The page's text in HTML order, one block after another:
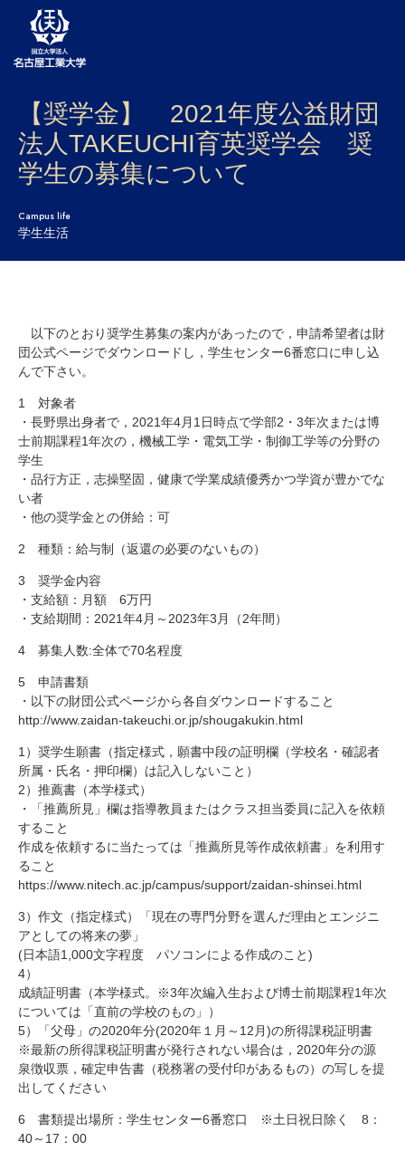
大学案内
学部・大学院・センター
入試
学生生活
国際交流
研究・教員Navi
受験生 在学生
卒業生
アクセス
キャンパスマップ お問い合わせ
【奨学金】 2021年度公益財団
法人TAKEUCHI育英奨学会 奨
学生の募集について
Campus life
学生生活
以下のとおり奨学生募集の案内があったので，申請希望者は財
団公式ページでダウンロードし，学生センター6番窓口に申し込
んで下さい。
1 対象者
・長野県出身者で，2021年4月1日時点で学部2・3年次または博
士前期課程1年次の，機械工学・電気工学・制御工学等の分野の
学生
・品行方正，志操堅固，健康で学業成績優秀かつ学資が豊かでな
い者
・他の奨学金との併給：可
2 種類：給与制（返還の必要のないもの）
3 奨学金内容
・支給額：月額 6万円
・支給期間：2021年4月～2023年3月（2年間）
4 募集人数:全体で70名程度
5 申請書類
・以下の財団公式ページから各自ダウンロードすること
http://www.zaidan-takeuchi.or.jp/shougakukin.html
1）奨学生願書（指定様式，願書中段の証明欄（学校名・確認者
所属・氏名・押印欄）は記入しないこと）
2）推薦書（本学様式）
・「推薦所見」欄は指導教員またはクラス担当委員に記入を依頼
すること
作成を依頼するに当たっては「推薦所見等作成依頼書」を利用す
ること
https://www.nitech.ac.jp/campus/support/zaidan-shinsei.html
3）作文（指定様式）「現在の専門分野を選んだ理由とエンジニ
アとしての将来の夢」
(日本語1,000文字程度 パソコンによる作成のこと)
4）
成績証明書（本学様式。※3年次編入生および博士前期課程1年次
については「直前の学校のもの」）
5）「父母」の2020年分(2020年１月～12月)の所得課税証明書
※最新の所得課税証明書が発行されない場合は，2020年分の源
泉徴収票，確定申告書（税務署の受付印があるもの）の写しを提
出してください
6 書類提出場所：学生センター6番窓口 ※土日祝日除く 8：
40～17：00